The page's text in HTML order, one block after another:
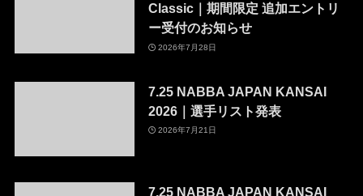
Classic｜期間限定 追加エントリ
ー受付のお知らせ
2026年7月28日
7.25 NABBA JAPAN KANSAI
2026｜選手リスト発表
2026年7月21日
7.25 NABBA JAPAN KANSAI